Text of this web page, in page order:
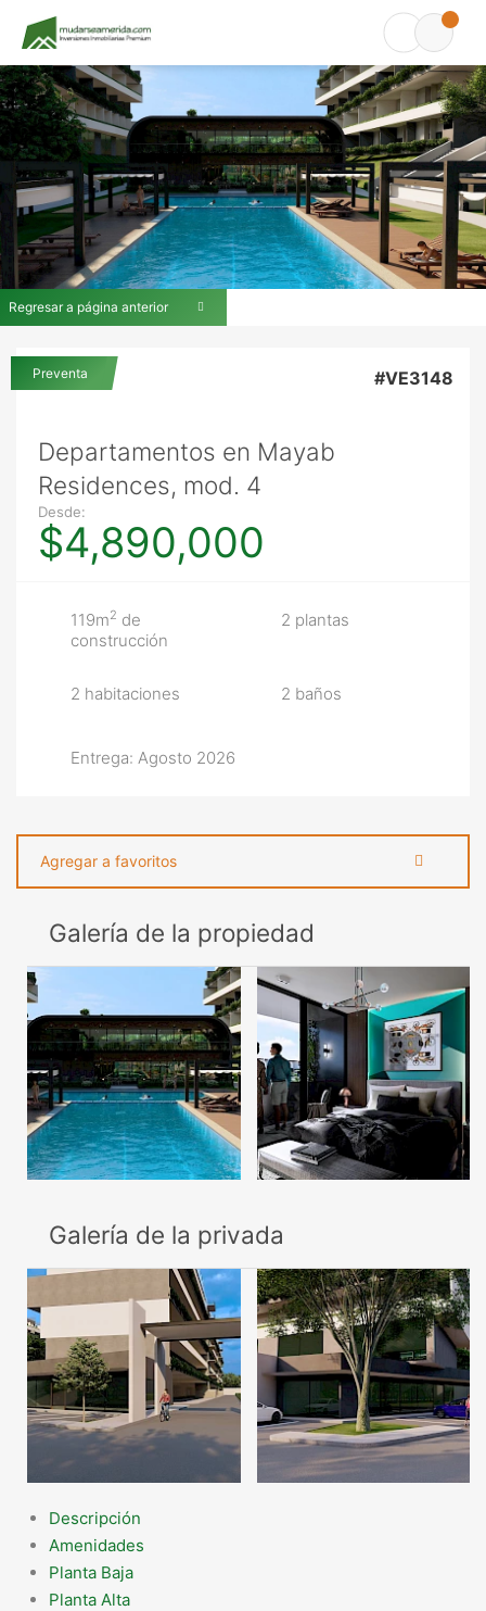
Regresar a página anterior
Preventa
Departamentos en Mayab
Residences, mod. 4
Desde:
$4,890,000
#VE3148
119m2 de
construcción
2 plantas
2 habitaciones 2 baños
Entrega: Agosto 2026
Agregar a favoritos
Galería de la propiedad
Galería de la privada
Descripción
Amenidades
Planta Baja
Planta Alta